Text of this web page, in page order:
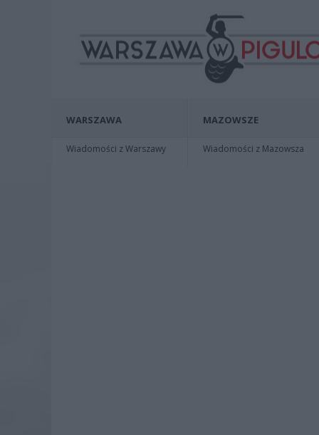
WARSZAWA
Wiadomości z Warszawy
MAZOWSZE
Wiadomości z Mazowsza